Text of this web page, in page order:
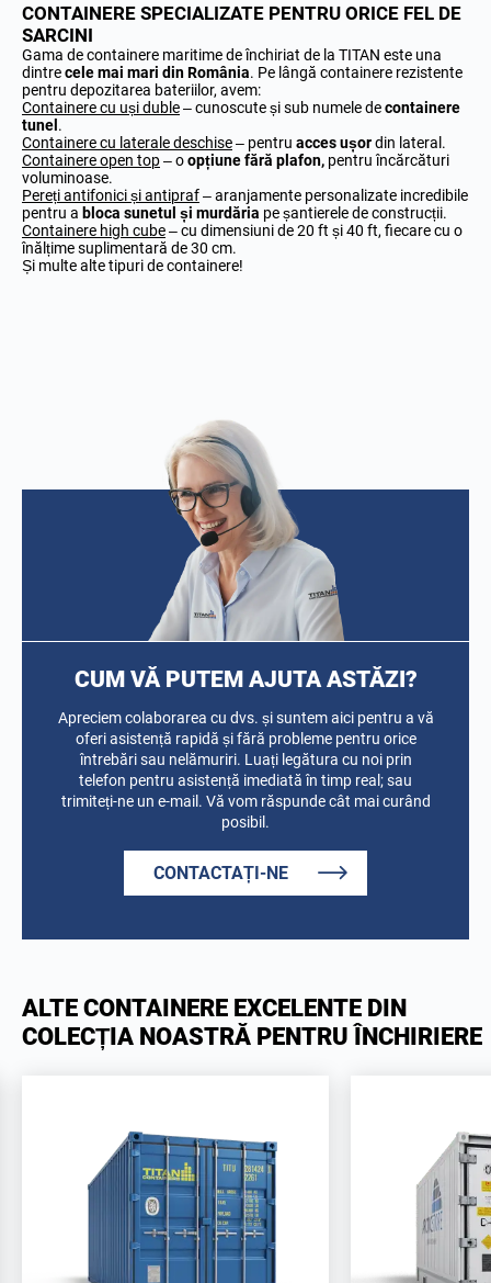
CONTAINERE SPECIALIZATE PENTRU ORICE FEL DE
SARCINI
Gama de containere maritime de închiriat de la TITAN este una
dintrecele mai mari din România. Pe lângă containere rezistente
pentru depozitarea bateriilor, avem:
Containere cu uși duble– cunoscute și sub numele decontainere
tunel .
Containere cu laterale deschise– pentru acces ușordin lateral.
Containere open top– oopțiune fără plafon, pentru încărcături
voluminoase.
Pereți antifonici și antipraf– aranjamente personalizate incredibile
pentru a bloca sunetul și murdăria pe șantierele de construcții.
Containere high cube– cu dimensiuni de 20 ft și 40 ft, fiecare cu o
înălțime suplimentară de 30 cm.
Și multe alte tipuri de containere!
CUM VĂ PUTEM AJUTA ASTĂZI?
Apreciem colaborarea cu dvs. și suntem aici pentru a vă
oferi asistență rapidă și fără probleme pentru orice
întrebări sau nelămuriri. Luați legătura cu noi prin
telefon pentru asistență imediată în timp real; sau
trimiteți-ne un e-mail. Vă vom răspunde cât mai curând
posibil.
CONTACTAȚI-NE
ALTE CONTAINERE EXCELENTE DIN
COLECȚIA NOASTRĂ PENTRU ÎNCHIRIERE